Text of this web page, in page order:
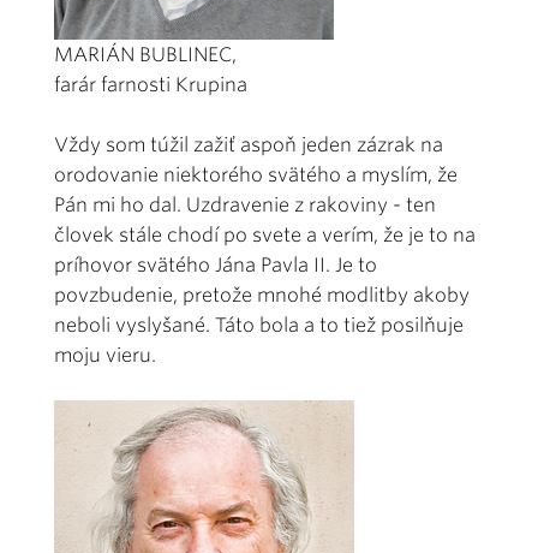
MARIÁN BUBLINEC,
farár farnosti Krupina
Vždy som túžil zažiť aspoň jeden zázrak na
orodovanie niektorého svätého a myslím, že
Pán mi ho dal. Uzdravenie z rakoviny - ten
človek stále chodí po svete a verím, že je to na
príhovor svätého Jána Pavla II. Je to
povzbudenie, pretože mnohé modlitby akoby
neboli vyslyšané. Táto bola a to tiež posilňuje
moju vieru.